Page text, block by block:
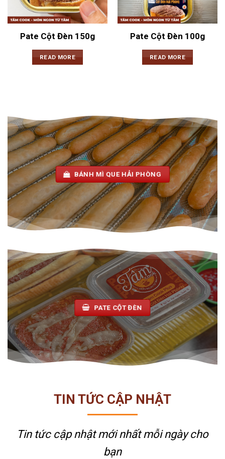
Pate Cột Đèn 150g
READ MORE
Pate Cột Đèn 100g
READ MORE
BÁNH MÌ QUE HẢI PHÒNG
PATE CỘT ĐÈN
TIN TỨC CẬP NHẬT
Tin tức cập nhật mới nhấtmỗi ngày cho
bạn